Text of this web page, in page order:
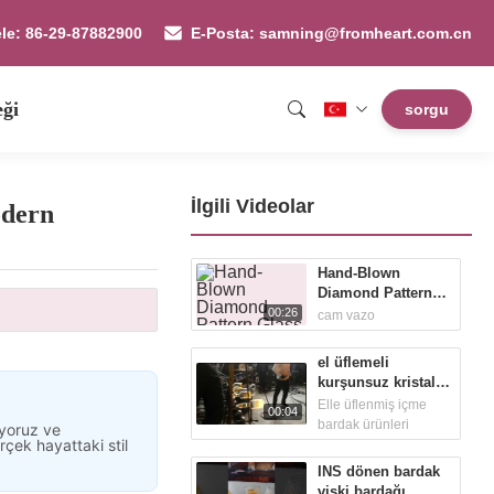
86-29-87882900 E-Posta: samning@fromheart.com.cn
sorgu
ve
hayattaki stil
İlgili Videolar
00:26
Hand-Blown
Diamond Pattern
Glass Handbag
Vase - Versatile
Decorative
Centerpiece for
Home & Wedding
cam vazo
00:04
el üflemeli
kurşunsuz kristal
şarap sürahisi
Elle üflenmiş içme
bardak ürünleri
INS dönen bardak